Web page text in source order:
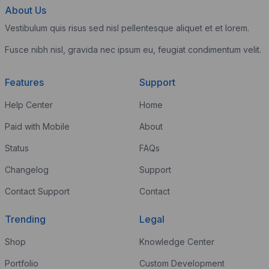
About Us
Vestibulum quis risus sed nisl pellentesque aliquet et et lorem.
Fusce nibh nisl, gravida nec ipsum eu, feugiat condimentum velit.
Features
Help Center
Paid with Mobile
Status
Changelog
Contact Support
Support
Home
About
FAQs
Support
Contact
Trending
Shop
Portfolio
Legal
Knowledge Center
Custom Development